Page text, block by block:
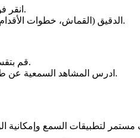
انقر فوق العناصر المتحركة في الفيديو لتحسين أو تصميم الأصوات المقابلة لها.
استخدم مطالبات نصية للعثور على Foley الدقيق (القماش، خطوات الأقدام) وتعزيزه دون إعادة التسجيل.
قم بتقسيم الأحداث الصوتية للتحليل أو وضع العلامات أو إعداد مجموعة البيانات.
ادرس المشاهد السمعية عن طريق تقسيم التسجيلات المعقدة في العالم الحقيقي إلى طبقات مفهومة.